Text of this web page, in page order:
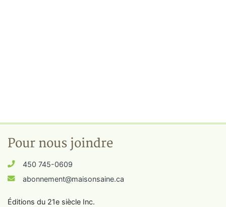
Pour nous joindre
450 745-0609
abonnement@maisonsaine.ca
Éditions du 21e siècle Inc.